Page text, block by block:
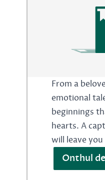
From a
emotional
beginnings
hearts. A
will leave
Onthul